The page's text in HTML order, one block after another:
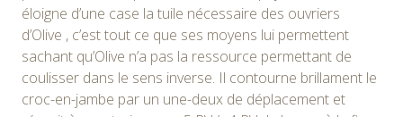
éloigne d’une case la tuile nécessaire des ouvriers
d’Olive , c’est tout ce que ses moyens lui permettent
sachant qu’Olive n’a pas la ressource permettant de
coulisser dans le sens inverse. Il contourne brillament le
croc-en-jambe par un une-deux de déplacement et